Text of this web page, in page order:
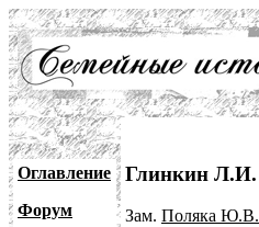
Оглавление
Форум
Глинкин Л.И.
Зам. Поляка Ю.В.